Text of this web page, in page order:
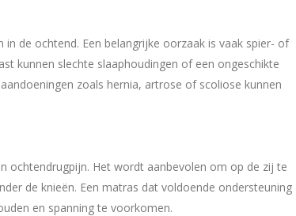
de ochtend. Een belangrijke oorzaak is vaak spier- of
kunnen slechte slaaphoudingen of een ongeschikte
zoals hernia, artrose of scoliose kunnen
ochtendrugpijn. Het wordt aanbevolen om op de zij te
de knieën. Een matras dat voldoende ondersteuning
en spanning te voorkomen.